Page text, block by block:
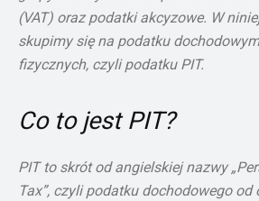
(VAT) oraz podatki akcyzowe. W
skupimy się na podatku
fizycznych, czyli podatku PIT.
Co to jest PIT?
PIT to skrót od angielskiej nazwy
Tax”, czyli podatku dochodowego od